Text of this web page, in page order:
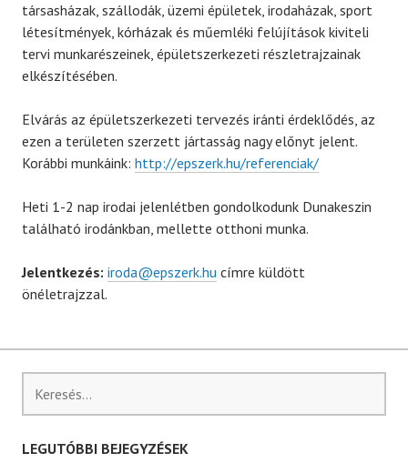
társasházak, szállodák, üzemi épületek, irodaházak, sport
létesítmények, kórházak és műemléki felújítások kiviteli
tervi munkarészeinek, épületszerkezeti részletrajzainak
elkészítésében.
Elvárás az épületszerkezeti tervezés iránti érdeklődés, az
ezen a területen szerzett jártasság nagy előnyt jelent.
Korábbi munkáink: http://epszerk.hu/referenciak/
Heti 1-2 nap irodai jelenlétben gondolkodunk Dunakeszin
található irodánkban, mellette otthoni munka.
Jelentkezés: iroda@epszerk.hu címre küldött
önéletrajzzal.
LEGUTÓBBI BEJEGYZÉSEK